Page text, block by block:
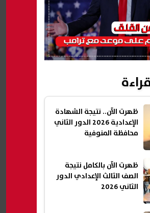
ظهرت الآن.. نتيجة الشهادة
الإعدادية 2026 الدور الثاني
محافظة المنوفية
ظهرت الآن بالكامل نتيجة
الصف الثالث الإعدادي الدور
الثاني 2026